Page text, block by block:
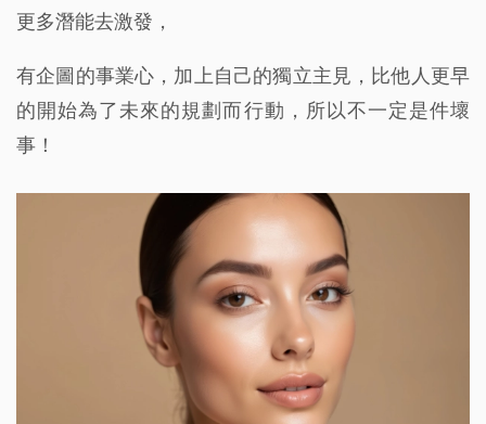
更多潛能去激發，
有企圖的事業心，加上自己的獨立主見，比他人更早
的開始為了未來的規劃而行動，所以不一定是件壞
事！